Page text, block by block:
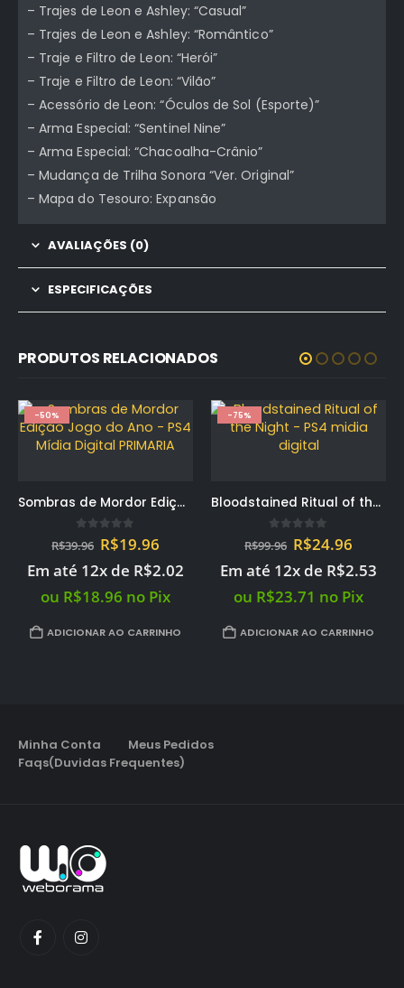
– Trajes de Leon e Ashley: “Casual”
– Trajes de Leon e Ashley: “Romântico”
– Traje e Filtro de Leon: “Herói”
– Traje e Filtro de Leon: “Vilão”
– Acessório de Leon: “Óculos de Sol (Esporte)”
– Arma Especial: “Sentinel Nine”
– Arma Especial: “Chacoalha-Crânio”
– Mudança de Trilha Sonora “Ver. Original”
– Mapa do Tesouro: Expansão
AVALIAÇÕES (0)
ESPECIFICAÇÕES
PRODUTOS RELACIONADOS
-75%
Bloodstained Ritual of the Night – PS4 midia digital
out of 5
R$99.96 O
preço
original
R$99.96.
R$24.96
atual
é:
R$24.96.
Em até 12x deR$2.53
ou R$23.71 no Pix
ADICIONAR AO CARRINHO
-73%
Minha Conta
Faqs(Duvidas Frequentes)